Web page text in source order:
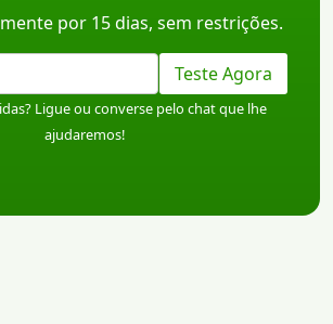
por 15 dias, sem restrições.
Teste Agora
Ligue ou converse pelo chat que lhe
ajudaremos!